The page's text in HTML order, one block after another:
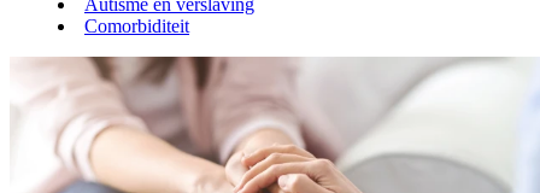
Comorbiditeit